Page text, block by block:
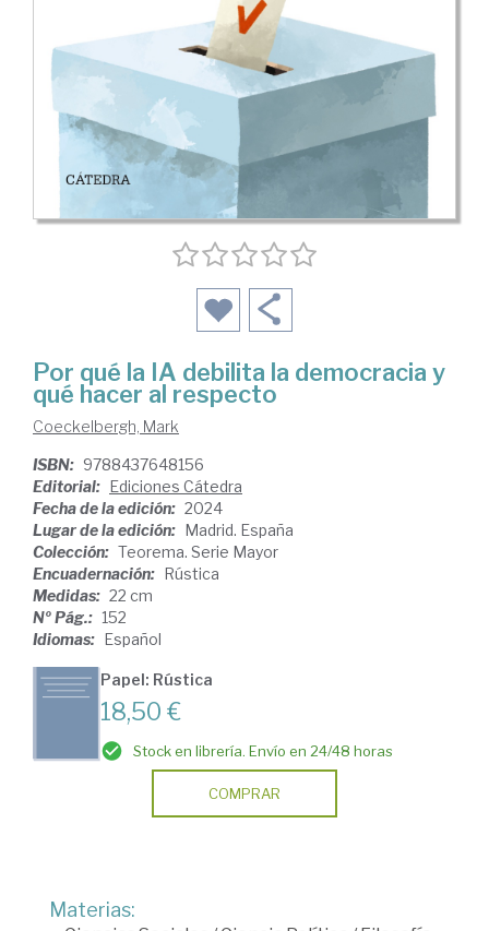
Por qué la IA debilita la democracia y
qué hacer al respecto
Coeckelbergh, Mark
ISBN: 9788437648156
Editorial: Ediciones Cátedra
Fecha de la edición: 2024
Lugar de la edición: Madrid. España
Colección: Teorema. Serie Mayor
Encuadernación: Rústica
Medidas: 22 cm
Nº Pág.: 152
Idiomas: Español
Papel: Rústica
18,50 €
Stock en librería. Envío en 24/48 horas
COMPRAR
Materias: